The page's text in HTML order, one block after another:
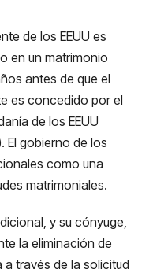
de los EEUU es
en un matrimonio
antes de que el
es concedido por el
de los EEUU
El gobierno de los
como una
matrimoniales.
y su cónyuge,
la eliminación de
través de la solicitud